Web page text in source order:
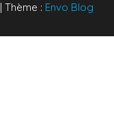
| Thème : Envo Blog